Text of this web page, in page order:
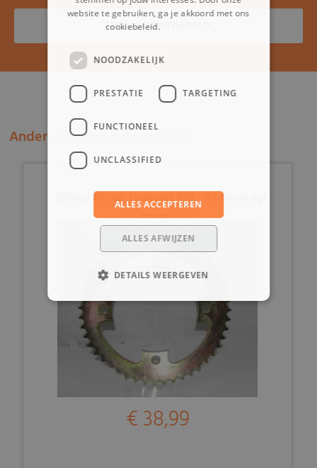
Onze showrooms >
Andere klanten bekeken ook:
(5G4g) Achter tandwiel 428 - 48 tands egl
motor
€ 38,99
website te gebruiken, ga je akkoord met ons
cookiebeleid.
NOODZAKELIJK
PRESTATIE TARGETING
FUNCTIONEEL
UNCLASSIFIED
ALLES ACCEPTEREN
ALLES AFWIJZEN
DETAILS WEERGEVEN